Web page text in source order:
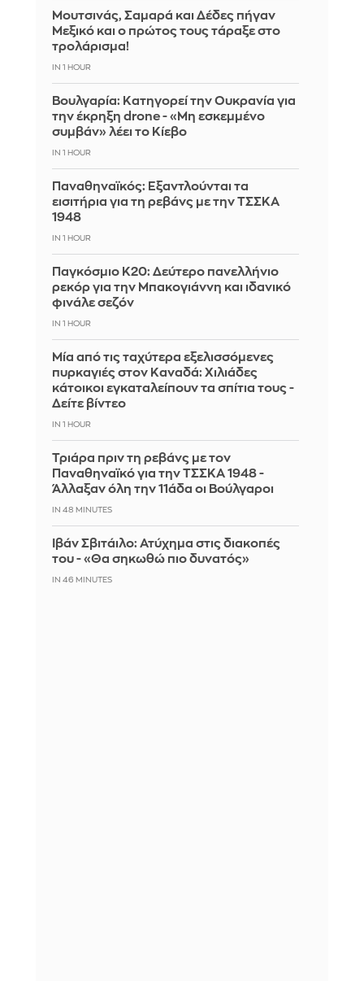
Μουτσινάς, Σαμαρά και Δέδες πήγαν
Μεξικό και ο πρώτος τους τάραξε στο
τρολάρισμα!
IN 1 HOUR
Βουλγαρία: Κατηγορεί την Ουκρανία για
την έκρηξη drone - «Μη εσκεμμένο
συμβάν» λέει το Κίεβο
IN 1 HOUR
Παναθηναϊκός: Εξαντλούνται τα
εισιτήρια για τη ρεβάνς με την ΤΣΣΚΑ
1948
IN 1 HOUR
Παγκόσμιο Κ20: Δεύτερο πανελλήνιο
ρεκόρ για την Μπακογιάννη και ιδανικό
φινάλε σεζόν
IN 1 HOUR
Μία από τις ταχύτερα εξελισσόμενες
πυρκαγιές στον Καναδά: Χιλιάδες
κάτοικοι εγκαταλείπουν τα σπίτια τους -
Δείτε βίντεο
IN 1 HOUR
Τριάρα πριν τη ρεβάνς με τον
Παναθηναϊκό για την ΤΣΣΚΑ 1948 -
Άλλαξαν όλη την 11άδα οι Βούλγαροι
IN 48 MINUTES
Ιβάν Σβιτάιλο: Ατύχημα στις διακοπές
του - «Θα σηκωθώ πιο δυνατός»
IN 46 MINUTES